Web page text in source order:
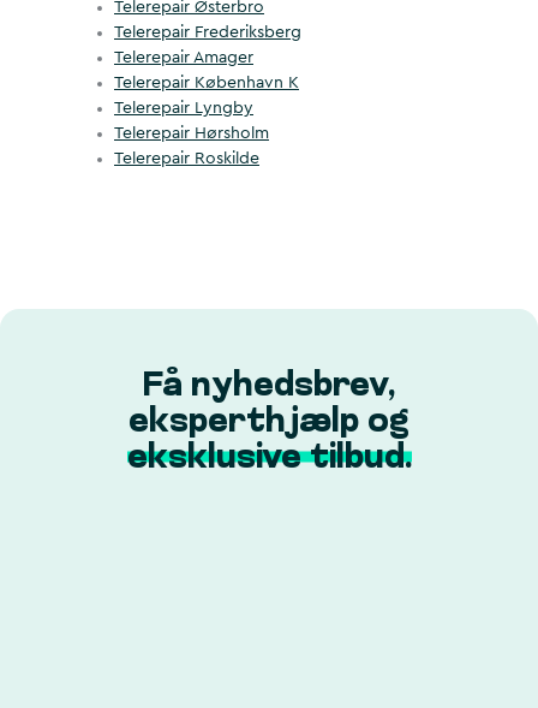
Telerepair Østerbro
Telerepair Frederiksberg
Telerepair Amager
Telerepair København K
Telerepair Lyngby
Telerepair Hørsholm
Telerepair Roskilde
Få nyhedsbrev,
eksperthjælp og
eksklusive tilbud.